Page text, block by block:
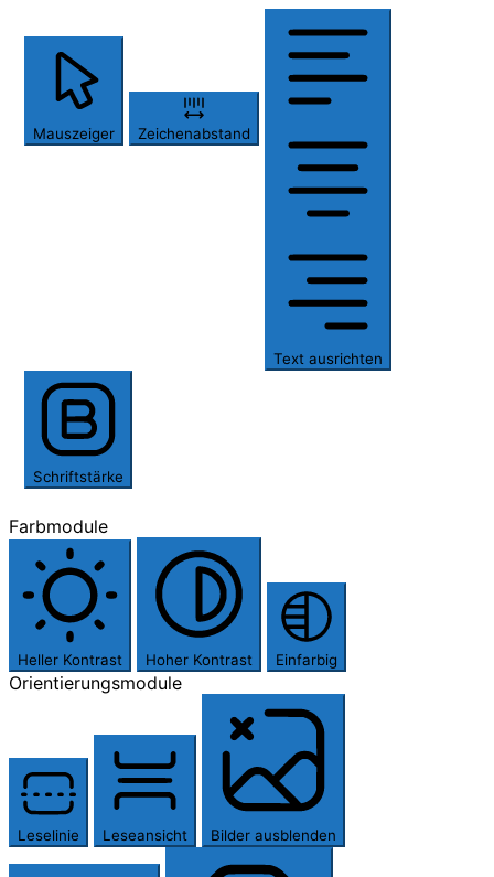
Mauszeiger Zeichenabstand
Text ausrichten
Schriftstärke
Farbmodule
Heller Kontrast Hoher Kontrast Einfarbig
Orientierungsmodule
Leselinie Leseansicht Bilder ausblenden